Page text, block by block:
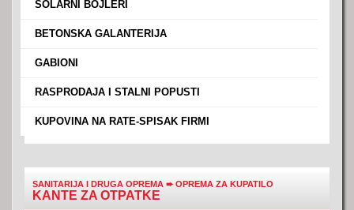
SOLARNI BOJLERI
BETONSKA GALANTERIJA
GABIONI
RASPRODAJA I STALNI POPUSTI
KUPOVINA NA RATE-SPISAK FIRMI
SANITARIJA I DRUGA OPREMA ➨OPREMA ZA KUPATILO
KANTE ZA OTPATKE